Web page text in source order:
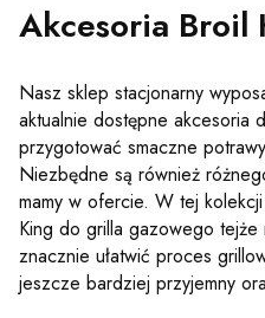
Akcesoria Broil
Nasz sklep stacjonarny
aktualnie dostępne akcesoria
przygotować smaczne
Niezbędne są również
mamy w ofercie. W tej
King do grilla gazowego tejże
znacznie ułatwić proces
jeszcze bardziej przyjemny